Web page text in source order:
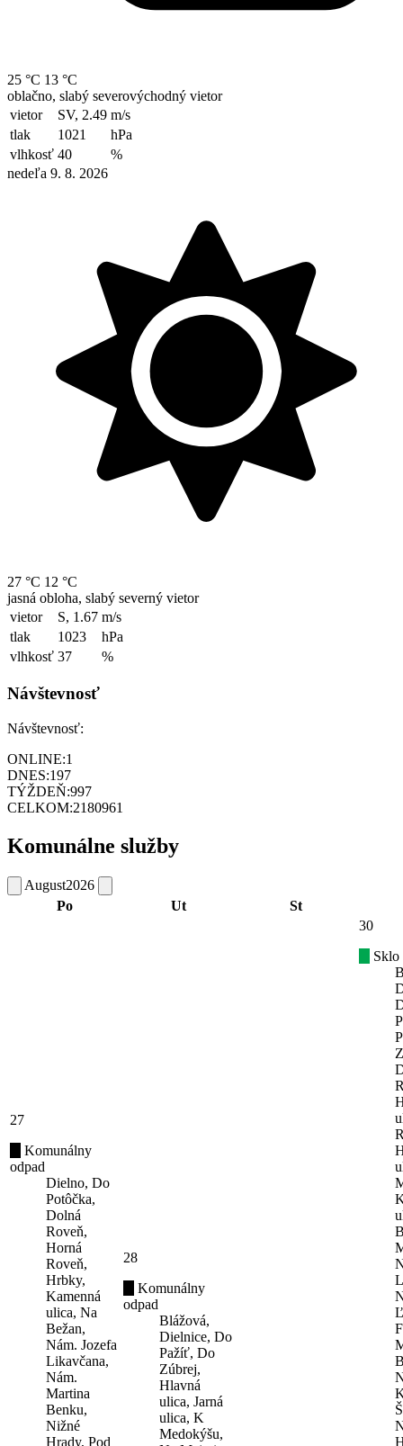
25 °C 13 °C
oblačno, slabý severovýchodný vietor
vietor
SV, 2.49 m/s
tlak
1021
hPa
vlhkosť 40
%
nedeľa 9. 8. 2026
27 °C 12 °C
jasná obloha, slabý severný vietor
vietor
S, 1.67 m/s
tlak
1023
hPa
vlhkosť 37 %
Návštevnosť
Návštevnosť:
ONLINE:1
DNES:197
TÝŽDEŇ:997
CELKOM:2180961
Komunálne služby
August2026
Po
Ut St
27
Komunálny
odpad
Dielno, Do
Potôčka,
Dolná
Roveň,
Horná
Roveň,
Hrbky,
Kamenná
ulica, Na
Bežan,
Nám. Jozefa
Likavčana,
Nám.
Martina
Benku,
Nižné
Hrady, Pod
28
Komunálny
odpad
Blážová,
Dielnice, Do
Pažíť, Do
Zúbrej,
Hlavná
ulica, Jarná
ulica, K
Medokýšu,
30
Sklo